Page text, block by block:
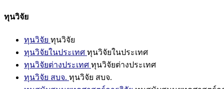
ทุนวิจัย
ทุนวิจัย ทุนวิจัย
ทุนวิจัยในประเทศ ทุนวิจัยในประเทศ
ทุนวิจัยต่างประเทศ ทุนวิจัยต่างประเทศ
ทุนวิจัย สบจ. ทุนวิจัย สบจ.